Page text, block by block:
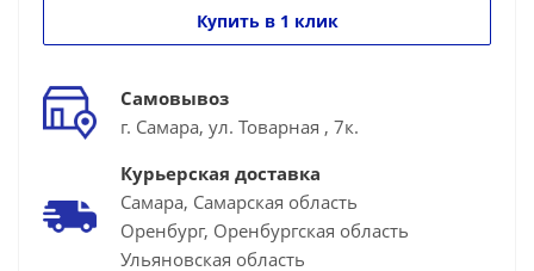
Купить в 1 клик
Самовывоз
г. Самара, ул. Товарная , 7к.
Курьерская доставка
Самара, Самарская область
Оренбург, Оренбургская область
Ульяновская область